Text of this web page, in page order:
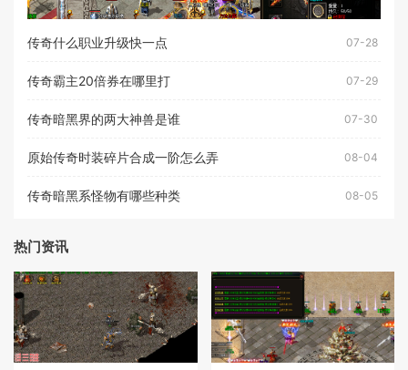
传奇什么职业升级快一点 07-28
传奇霸主20倍券在哪里打 07-29
传奇暗黑界的两大神兽是谁 07-30
原始传奇时装碎片合成一阶怎么弄 08-04
传奇暗黑系怪物有哪些种类 08-05
热门资讯